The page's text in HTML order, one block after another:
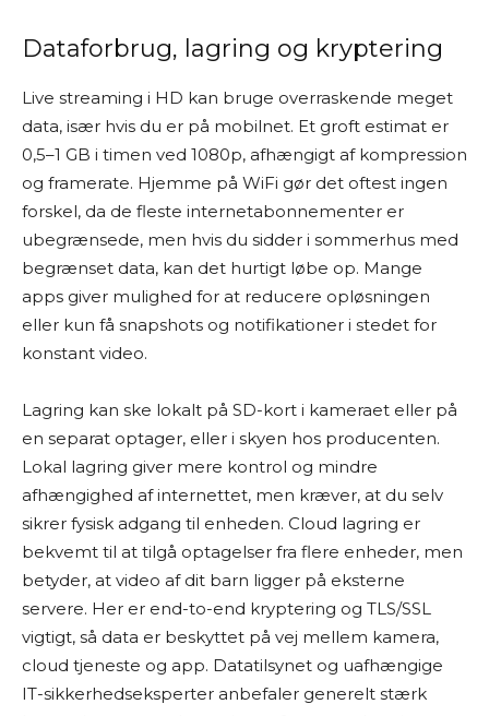
Dataforbrug, lagring og kryptering
Live streaming i HD kan bruge overraskende meget
data, især hvis du er på mobilnet. Et groft estimat er
0,5–1 GB i timen ved 1080p, afhængigt af kompression
og framerate. Hjemme på WiFi gør det oftest ingen
forskel, da de fleste internetabonnementer er
ubegrænsede, men hvis du sidder i sommerhus med
begrænset data, kan det hurtigt løbe op. Mange
apps giver mulighed for at reducere opløsningen
eller kun få snapshots og notifikationer i stedet for
konstant video.
Lagring kan ske lokalt på SD-kort i kameraet eller på
en separat optager, eller i skyen hos producenten.
Lokal lagring giver mere kontrol og mindre
afhængighed af internettet, men kræver, at du selv
sikrer fysisk adgang til enheden. Cloud lagring er
bekvemt til at tilgå optagelser fra flere enheder, men
betyder, at video af dit barn ligger på eksterne
servere. Her er end-to-end kryptering og TLS/SSL
vigtigt, så data er beskyttet på vej mellem kamera,
cloud tjeneste og app. Datatilsynet og uafhængige
IT-sikkerhedseksperter anbefaler generelt stærk